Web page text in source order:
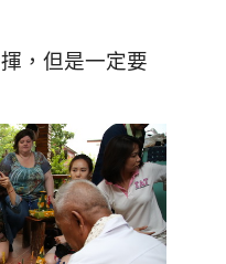
，但是一定要